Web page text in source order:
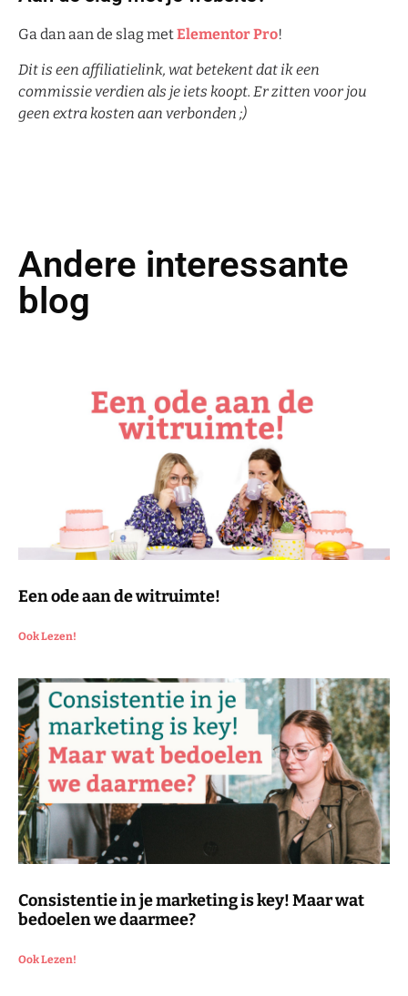
Ga dan aan de slag metElementor Pro!
Dit is een affiliatielink, wat betekent dat ik een
commissie verdien als je iets koopt. Er zitten voor jou
geen extra kosten aan verbonden ;)
Andere interessante
blog
Een ode aan de witruimte!
Ook Lezen!
Consistentie in je marketing is key! Maar wat
bedoelen we daarmee?
Ook Lezen!